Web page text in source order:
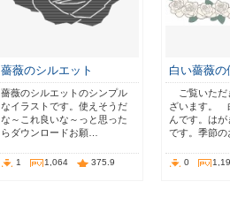
薔薇のシルエット
薔薇のシルエットのシンプル
なイラストです。使えそうだ
な～これ良いな～っと思った
らダウンロードお願…
1 1,064 375.9
白い薔薇の
ご覧いただ
ざいます。
んです。はが
です。季節の
0